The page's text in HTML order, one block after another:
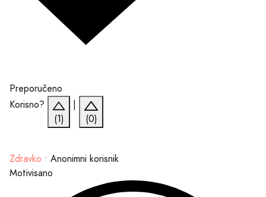
Preporučeno
Korisno?
(1)
(0)
Zdravko • Anonimni korisnik
Motivisano